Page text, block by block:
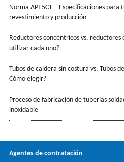
Norma API 5CT – Especificaciones para
revestimiento y producción
Reductores concéntricos vs. reductores
utilizar cada uno?
Tubos de caldera sin costura vs. Tubos
Cómo elegir?
Proceso de fabricación de tuberías
inoxidable
Agentes de contratación